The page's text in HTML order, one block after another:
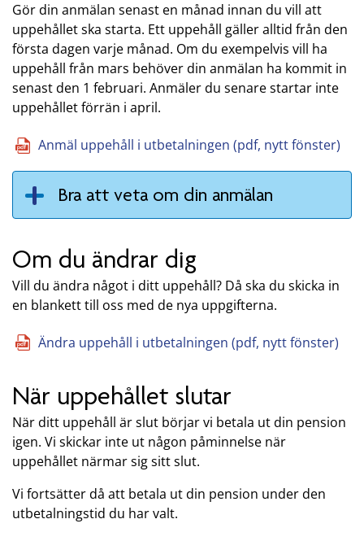
Gör din anmälan senast en månad innan du vill att
uppehållet ska starta. Ett uppehåll gäller alltid från den
första dagen varje månad. Om du exempelvis vill ha
uppehåll från mars behöver din anmälan ha kommit in
senast den 1 februari. Anmäler du senare startar inte
uppehållet förrän i april.
Anmäl uppehåll i utbetalningen (pdf, nytt fönster)
Bra att veta om din anmälan
Om du ändrar dig
Vill du ändra något i ditt uppehåll? Då ska du skicka in
en blankett till oss med de nya uppgifterna.
Ändra uppehåll i utbetalningen (pdf, nytt fönster)
När uppehållet slutar
När ditt uppehåll är slut börjar vi betala ut din pension
igen. Vi skickar inte ut någon påminnelse när
uppehållet närmar sig sitt slut.
Vi fortsätter då att betala ut din pension under den
utbetalningstid du har valt.